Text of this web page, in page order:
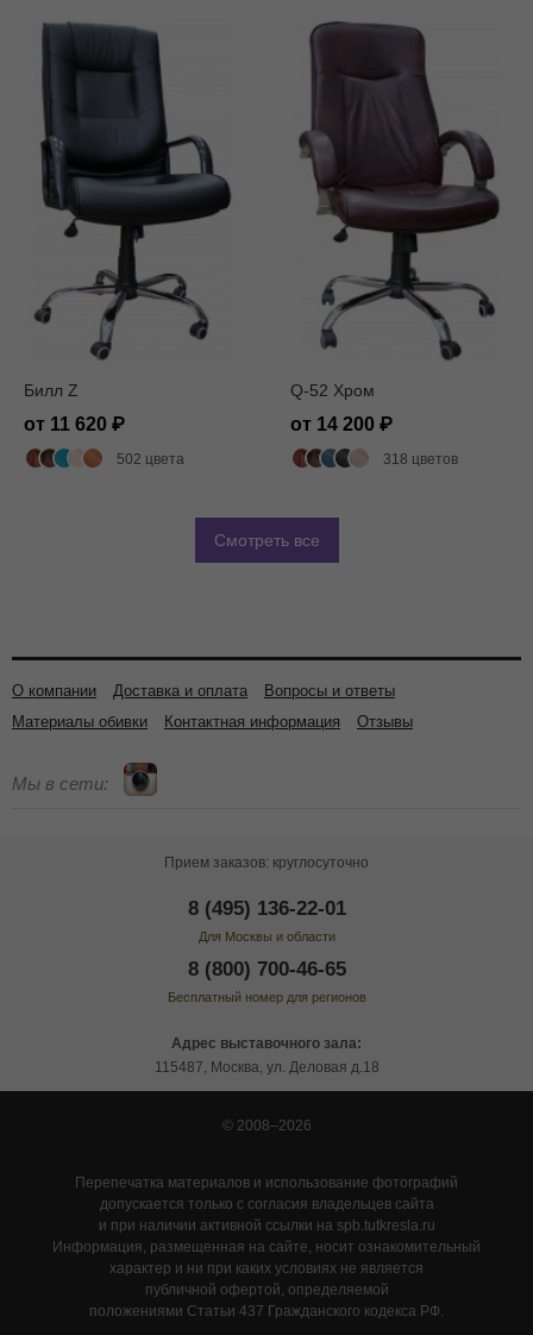
Билл Z
от 11 620
502 цвета
Q-52 Хром
от 14 200
318 цветов
Смотреть все
О компании Доставка и оплата
Вопросы и ответы
Материалы обивки
Контактная информация Отзывы
Мы в сети:
Прием заказов: круглосуточно
8 (495) 136-22-01
Для Москвы и области
8 (800) 700-46-65
Бесплатный номер для регионов
Адрес выставочного зала:
115487, Москва, ул. Деловая д.18
© 2008–2026
Перепечатка материалов и использование фотографий
допускается только с согласия владельцев сайта
и при наличии активной ссылки на spb.tutkresla.ru
Информация, размещенная на сайте, носит ознакомительный
характер и ни при каких условиях не является
публичной офертой, определяемой
положениями Статьи 437 Гражданского кодекса РФ.